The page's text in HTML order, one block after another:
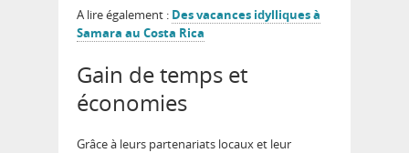
A lire également : Des vacances idylliques à
Samara au Costa Rica
Gain de temps et
économies
Grâce à leurs partenariats locaux et leur